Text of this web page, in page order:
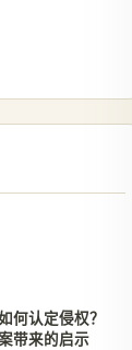
何认定侵权？
带来的启示